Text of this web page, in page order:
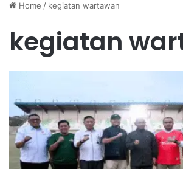
Home / kegiatan wartawan
kegiatan